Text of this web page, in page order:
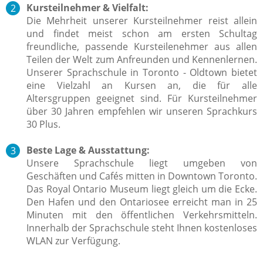
Kursteilnehmer & Vielfalt:
Die Mehrheit unserer Kursteilnehmer reist allein
und findet meist schon am ersten Schultag
freundliche, passende Kursteilenehmer aus allen
Teilen der Welt zum Anfreunden und Kennenlernen.
Unserer Sprachschule in Toronto - Oldtown bietet
eine Vielzahl an Kursen an, die für alle
Altersgruppen geeignet sind. Für Kursteilnehmer
über 30 Jahren empfehlen wir unseren Sprachkurs
30 Plus.
Beste Lage & Ausstattung:
Unsere Sprachschule liegt umgeben von
Geschäften und Cafés mitten in Downtown Toronto.
Das Royal Ontario Museum liegt gleich um die Ecke.
Den Hafen und den Ontariosee erreicht man in 25
Minuten mit den öffentlichen Verkehrsmitteln.
Innerhalb der Sprachschule steht Ihnen kostenloses
WLAN zur Verfügung.